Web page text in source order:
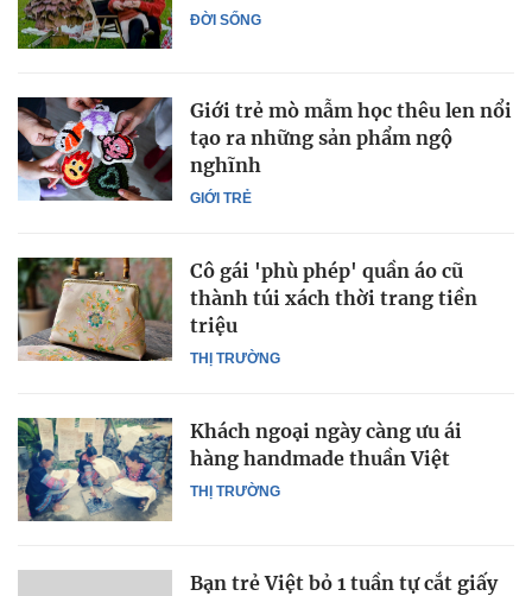
ĐỜI SỐNG
GIỚI TRẺ
Giới trẻ mò mẫm học thêu len nổi
tạo ra những sản phẩm ngộ
nghĩnh
THỊ TRƯỜNG
Cô gái 'phù phép' quần áo cũ
thành túi xách thời trang tiền
triệu
THỊ TRƯỜNG
Khách ngoại ngày càng ưu ái
hàng handmade thuần Việt
Bạn trẻ Việt bỏ 1 tuần tự cắt giấy